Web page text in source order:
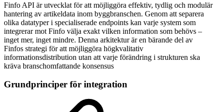
Finfo API är utvecklat för att möjliggöra effektiv, tydlig och modulär
hantering av artikeldata inom byggbranschen. Genom att separera
olika datatyper i specialiserade endpoints kan varje system som
integrerar mot Finfo välja exakt vilken information som behövs –
inget mer, inget mindre. Denna arkitektur är en bärande del av
Finfos strategi för att möjliggöra högkvalitativ
informationsdistribution utan att varje förändring i strukturen ska
kräva branschomfattande konsensus
Grundprinciper för integration